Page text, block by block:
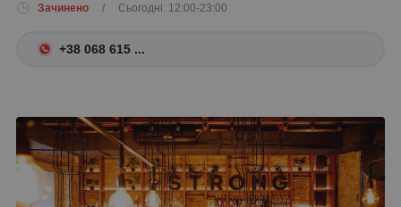
Зачинено
/ Сьогодні: 12:00-23:00
+38 068 615 ...